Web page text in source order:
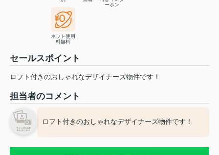
ーホン
ネット使用
料無料
セールスポイント
ロフト付きのおしゃれなデザイナーズ物件です！
担当者のコメント
ロフト付きのおしゃれなデザイナーズ物件です！